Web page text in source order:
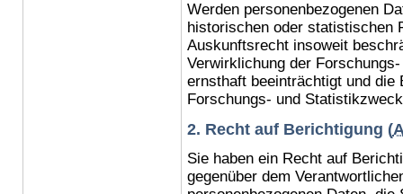
Werden personenbezogenen
historischen oder statistischen
Auskunftsrecht insoweit
Verwirklichung der
ernsthaft beeinträchtigt und die
Forschungs- und
2. Recht auf Berichtigung (
Sie haben ein Recht auf
gegenüber dem